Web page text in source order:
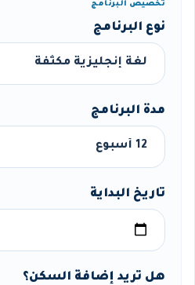
تخصيص البرنامج
نوع البرنامج
مدة البرنامج
تاريخ البداية
هل تريد إضافة السكن؟